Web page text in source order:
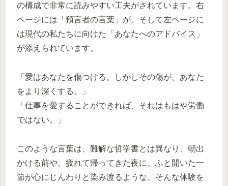
の構成で非常に読みやすい工夫がされています。右
ページには「預言者の言葉」が、そして左ページに
は現代の私たちに向けた「あなたへのアドバイス」
が添えられています。
「愛はあなたを傷つける。しかしその傷が、あなた
をより深くする。」
「仕事を愛することができれば、それはもはや労働
ではない。」
このような言葉は、難解な哲学書とは異なり、朝出
かける前や、疲れて帰ってきた夜に、ふと開いた一
節が心にじんわりと染み渡るような、そんな体験を